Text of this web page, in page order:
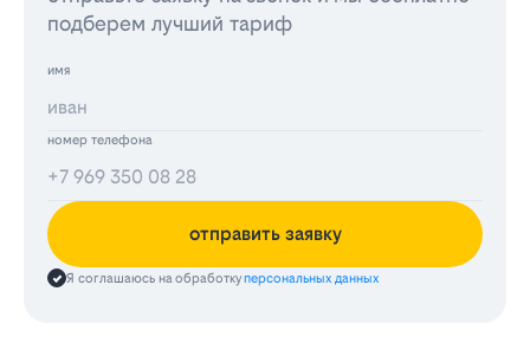
подберем лучший тариф
имя
номер телефона
отправить заявку
Я соглашаюсь на обработкуперсональных данных